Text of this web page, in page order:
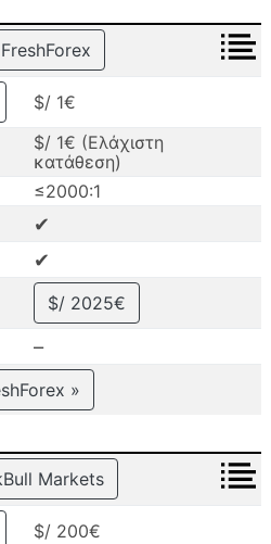
FreshForex
$/ 1€
$/ 1€ (Ελάχιστη
κατάθεση)
≤2000:1
✔
✔
$/ 2025€
–
»
Markets
$/ 200€